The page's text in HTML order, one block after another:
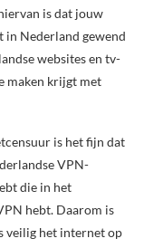
is dat jouw
in Nederland gewend
websites en tv-
maken krijgt met
is het fijn dat
VPN-
die in het
hebt. Daarom is
veilig het internet op